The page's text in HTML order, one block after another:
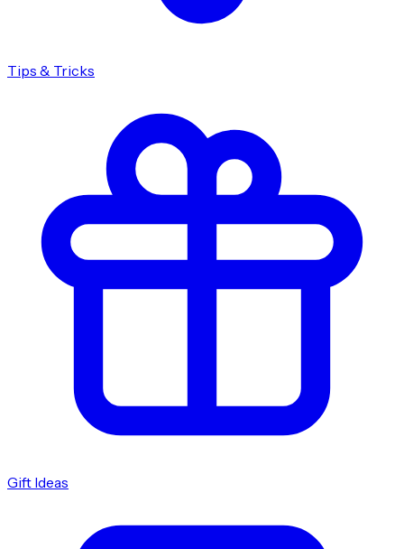
Tips & Tricks
Gift Ideas